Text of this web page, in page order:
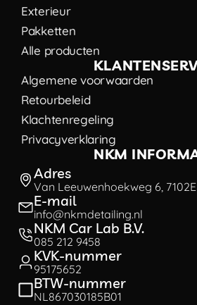
Exterieur
Pakketten
Alle producten
Algemene voorwaarden
Retourbeleid
Klachtenregeling
Privacyverklaring
NKM
Adres
Van Leeuwenhoekweg 6,
E-mail
info@nkmdetailing.nl
NKM Car Lab B.V.
085 212 9458
KVK-nummer
95175652
BTW-nummer
NL867030185B01